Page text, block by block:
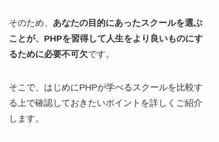
そのため、 あなたの目的にあったスクールを選ぶ
ことが、PHPを習得して人生をより良いものにす
るために必要不可欠です。
そこで、はじめにPHPが学べるスクールを比較す
る上で確認しておきたいポイントを詳しくご紹介
します。